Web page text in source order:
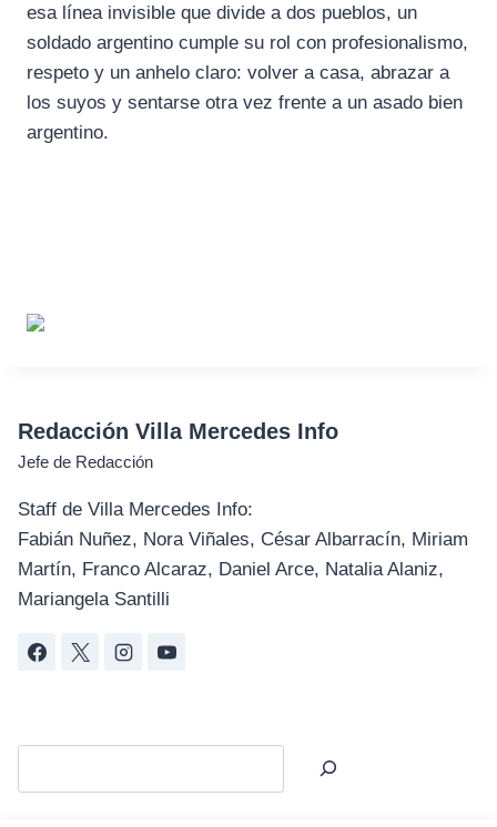
esa línea invisible que divide a dos pueblos, un
soldado argentino cumple su rol con profesionalismo,
respeto y un anhelo claro: volver a casa, abrazar a
los suyos y sentarse otra vez frente a un asado bien
argentino.
Redacción Villa Mercedes Info
Jefe de Redacción
Staff de Villa Mercedes Info:
Fabián Nuñez, Nora Viñales, César Albarracín, Miriam
Martín, Franco Alcaraz, Daniel Arce, Natalia Alaniz,
Mariangela Santilli